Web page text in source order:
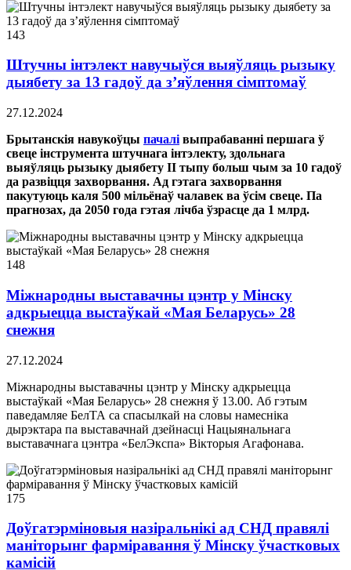
143
Штучны інтэлект навучыўся выяўляць рызыку
дыябету за 13 гадоў да з’яўлення сімптомаў
27.12.2024
Брытанскія навукоўцы пачалі выпрабаванні першага ў
свеце інструмента штучнага інтэлекту, здольнага
выяўляць рызыку дыябету II тыпу больш чым за 10 гадоў
да развіцця захворвання. Ад гэтага захворвання
пакутуюць каля 500 мільёнаў чалавек ва ўсім свеце. Па
прагнозах, да 2050 года гэтая лічба ўзрасце да 1 млрд.
148
Міжнародны выставачны цэнтр у Мінску
адкрыецца выстаўкай «Мая Беларусь» 28
снежня
27.12.2024
Міжнародны выставачны цэнтр у Мінску адкрыецца
выстаўкай «Мая Беларусь» 28 снежня ў 13.00. Аб гэтым
паведамляе БелТА са спасылкай на словы намесніка
дырэктара па выставачнай дзейнасці Нацыянальнага
выставачнага цэнтра «БелЭкспа» Вікторыя Агафонава.
175
Доўгатэрміновыя назіральнікі ад СНД правялі
маніторынг фарміравання ў Мінску ўчастковых
камісій